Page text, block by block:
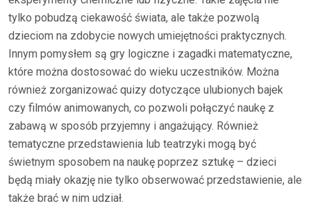
tylko pobudzą ciekawość świata, ale także pozwolą
dzieciom na zdobycie nowych umiejętności praktycznych.
Innym pomysłem są gry logiczne i zagadki matematyczne,
które można dostosować do wieku uczestników. Można
również zorganizować quizy dotyczące ulubionych bajek
czy filmów animowanych, co pozwoli połączyć naukę z
zabawą w sposób przyjemny i angażujący. Również
tematyczne przedstawienia lub teatrzyki mogą być
świetnym sposobem na naukę poprzez sztukę – dzieci
będą miały okazję nie tylko obserwować przedstawienie, ale
także brać w nim udział.